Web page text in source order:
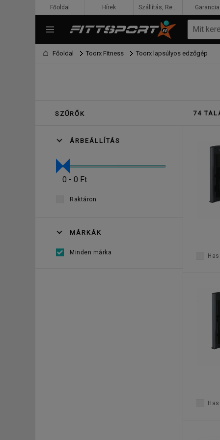
Főoldal Toorx Fitness Toorx lapsúlyos edzőgép
74
SZŰRŐK
ÁRBEÁLLÍTÁS
0 - 0 Ft
Raktáron
MÁRKÁK
Minden márka
Főoldal Hírek Szállítás, Rendelés, Fizetés Garancia